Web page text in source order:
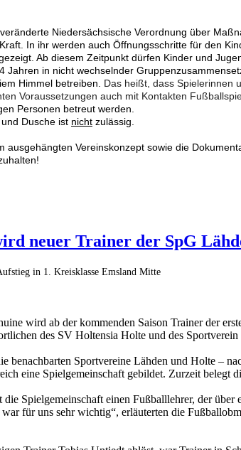
Niedersächsische Verordnung über
In ihr werden auch Öffnungsschritte für den
Ab diesem Zeitpunkt dürfen Kinder und
Jahren in nicht wechselnder
Himmel betreiben. Das heißt, dass Spielerinnen
Voraussetzungen auch mit Kontakten
Personen betreut werden.
Dusche ist nicht zulässig.
ausgehängten Vereinskonzept sowie die
neuer Trainer der SpG
in 1. Kreisklasse Emsland Mitte
wird ab der kommenden Saison Trainer der
des SV Holtensia Holte und des
benachbarten Sportvereine Lähden und Holte –
eine Spielgemeinschaft gebildet. Zurzeit belegt
Spielgemeinschaft einen Fußballlehrer, der
für uns sehr wichtig“, erläuterten die